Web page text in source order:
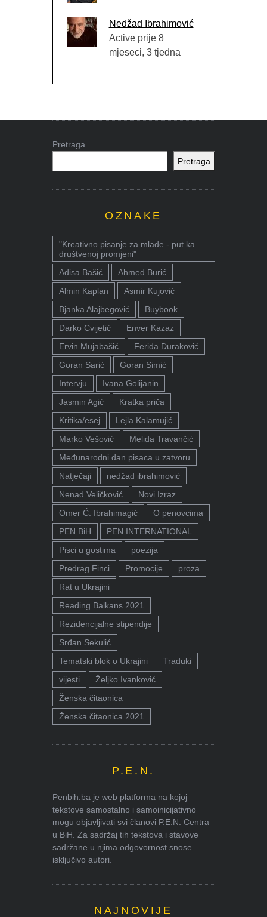
Nedžad Ibrahimović
Active prije 8
mjeseci, 3 tjedna
Pretraga
Pretraga
OZNAKE
"Kreativno pisanje za mlade - put ka
društvenoj promjeni"
Adisa Bašić
Ahmed Burić
Almin Kaplan
Asmir Kujović
Bjanka Alajbegović
Buybook
Darko Cvijetić
Enver Kazaz
Ervin Mujabašić
Ferida Duraković
Goran Sarić
Goran Simić
Intervju
Ivana Golijanin
Jasmin Agić
Kratka priča
Kritika/esej
Lejla Kalamujić
Marko Vešović
Melida Travančić
Međunarodni dan pisaca u zatvoru
Natječaji
nedžad ibrahimović
Nenad Veličković
Novi Izraz
Omer Ć. Ibrahimagić
O penovcima
PEN BiH
PEN INTERNATIONAL
Pisci u gostima
poezija
Predrag Finci
Promocije
proza
Rat u Ukrajini
Reading Balkans 2021
Rezidencijalne stipendije
Srđan Sekulić
Tematski blok o Ukrajini
Traduki
vijesti
Željko Ivanković
Ženska čitaonica
Ženska čitaonica 2021
P.E.N.
Penbih.ba je web platforma na kojoj
tekstove samostalno i samoinicijativno
mogu objavljivati svi članovi P.E.N. Centra
u BiH. Za sadržaj tih tekstova i stavove
sadržane u njima odgovornost snose
isključivo autori.
NAJNOVIJE